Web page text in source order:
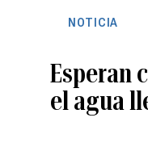
NOTICIA
Esperan
el agua